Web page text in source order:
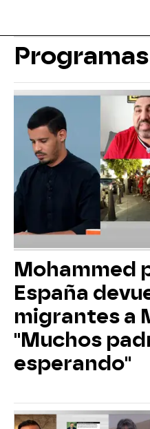
Programas
Mohammed
España
migrantes a
"Muchos
esperando"